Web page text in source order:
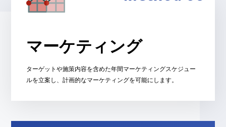
マーケティング
ターゲットや施策内容を含めた年間マーケティングスケジュー
ルを立案し、計画的なマーケティングを可能にします。